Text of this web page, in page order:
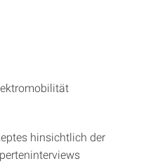
hinsichtlich der